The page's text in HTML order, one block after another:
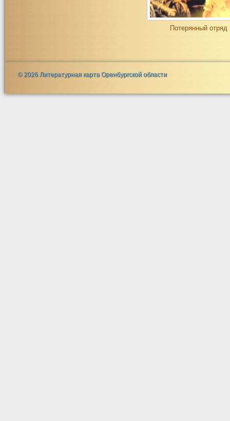
Потерянный отряд
© 2026 Литературная карта Оренбургской области